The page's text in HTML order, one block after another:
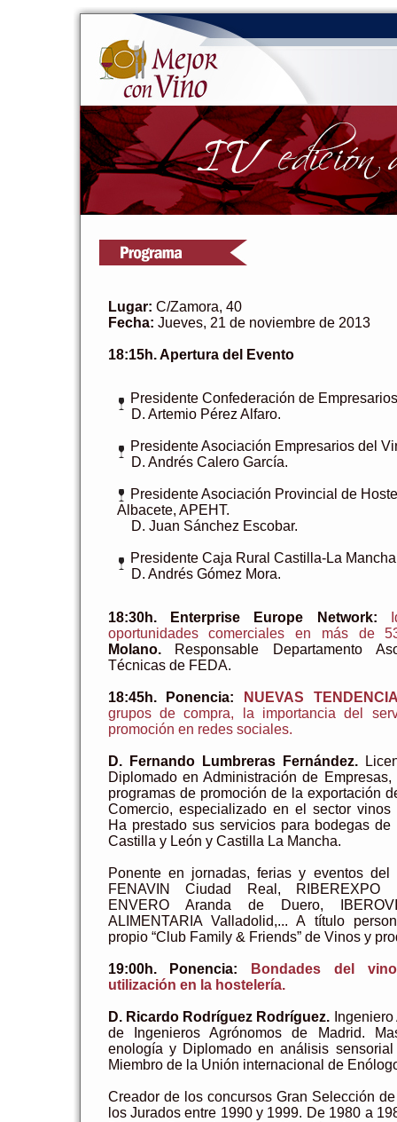
Lugar: C/Zamora, 40
Fecha: Jueves, 21 de noviembre de 2013
18:15h. Apertura del Evento
Presidente Confederación de
D. Artemio Pérez Alfaro.
Presidente Asociación Empresarios del
D. Andrés Calero García.
Presidente Asociación Provincial de
Albacete, APEHT.
D. Juan Sánchez Escobar.
Presidente Caja Rural Castilla-La
D. Andrés Gómez Mora.
18:30h. Enterprise Europe Network:
oportunidades comerciales en más de
Molano.Responsable Departamento
Técnicas de FEDA.
18:45h. Ponencia:
NUEVAS
grupos de compra, la importancia del
promoción en redes sociales.
D. Fernando Lumbreras Fernández.
Diplomado en Administración de
programas de promoción de la exportación
Comercio, especializado en el sector vinos
Ha prestado sus servicios para bodegas de
Castilla y León y Castilla La Mancha.
Ponente en jornadas, ferias y eventos del
FENAVIN Ciudad Real, RIBEREXPO
ENVERO Aranda de Duero,
ALIMENTARIA Valladolid,... A título
propio “Club Family & Friends” de Vinos y
19:00h. Ponencia:
Bondades del
utilización en la hostelería.
D. Ricardo Rodríguez Rodríguez.
de Ingenieros Agrónomos de Madrid.
enología y Diplomado en análisis
Miembro de la Unión internacional de
Creador de los concursos Gran Selección
los Jurados entre 1990 y 1999. De 1980 a